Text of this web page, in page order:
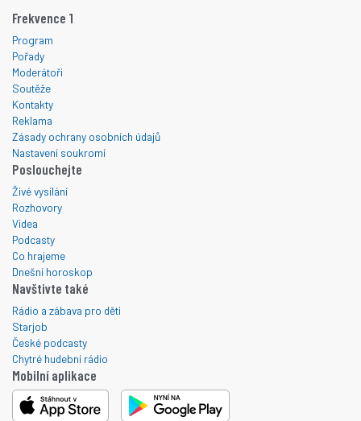
Frekvence 1
Program
Pořady
Moderátoři
Soutěže
Kontakty
Reklama
Zásady ochrany osobních údajů
Nastavení soukromí
Poslouchejte
Živé vysílání
Rozhovory
Videa
Podcasty
Co hrajeme
Dnešní horoskop
Navštivte také
Rádio a zábava pro děti
Starjob
České podcasty
Chytré hudební rádio
Mobilní aplikace